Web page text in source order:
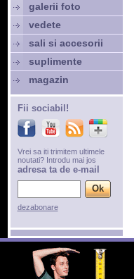
galerii foto
vedete
sali si accesorii
suplimente
magazin
Fii sociabil!
Vrei sa iti trimitem ultimele
noutati? Introdu mai jos
adresa ta de e-mail
dezabonare